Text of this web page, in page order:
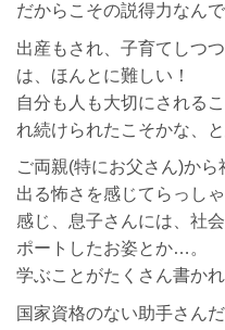
だからこその説得力なんで
出産もされ、子育てしつ
は、ほんとに難しい！
自分も人も大切にされる
れ続けられたこそかな、と
ご両親(特にお父さん)か
出る怖さを感じてらっし
感じ、息子さんには、社
ポートしたお姿とか…。
学ぶことがたくさん書かれ
国家資格のない助手さん